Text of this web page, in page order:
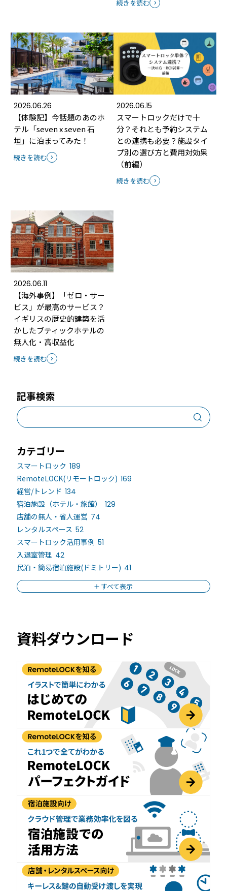
続きを読む
2026.06.26
【体験記】今話題のあのホ
テル「seven x seven 石
垣」に泊まってみた！
続きを読む
2026.06.15
スマートロックだけで十
分？それとも予約システム
との連携も必要？施設タイ
プ別の選び方と費用対効果
（前編）
続きを読む
2026.06.11
【海外事例】「ゼロ・サー
ビス」が最高のサービス？
イギリスの歴史的建築を活
かしたブティックホテルの
無人化・高収益化
続きを読む
記事検索
カテゴリー
スマートロック 189
RemoteLOCK(リモートロック) 169
経営/トレンド 134
宿泊施設（ホテル・旅館）
129
店舗の無人・省人運営 74
レンタルスペース 52
スマートロック活用事例 51
入退室管理 42
民泊・簡易宿泊施設(ドミトリー) 41
すべて表示
資料ダウンロード